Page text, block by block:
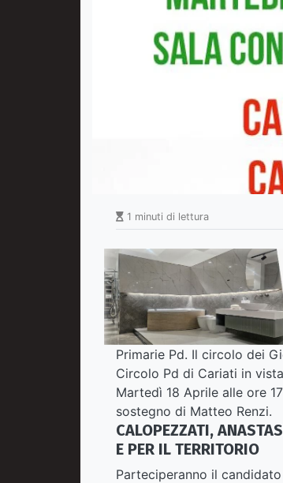
1 minuti di lettura
Primarie Pd. Il circolo dei
Circolo Pd di Cariati in
Martedì 18 Aprile alle ore
sostegno di Matteo Renzi.
CALOPEZZATI,
E PER IL TERRITORIO
Parteciperanno il